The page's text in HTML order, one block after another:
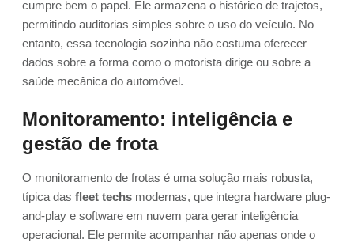
cumpre bem o papel. Ele armazena o histórico de trajetos,
permitindo auditorias simples sobre o uso do veículo. No
entanto, essa tecnologia sozinha não costuma oferecer
dados sobre a forma como o motorista dirige ou sobre a
saúde mecânica do automóvel.
Monitoramento: inteligência e
gestão de frota
O monitoramento de frotas é uma solução mais robusta,
típica das fleet techs modernas, que integra hardware plug-
and-play e software em nuvem para gerar inteligência
operacional. Ele permite acompanhar não apenas onde o